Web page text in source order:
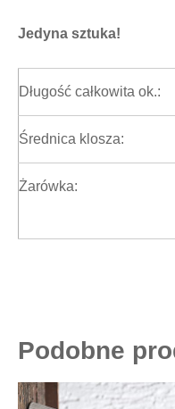
Jedyna sztuka!
Długość całkowita ok.:
Średnica klosza:
Żarówka:
Podobne